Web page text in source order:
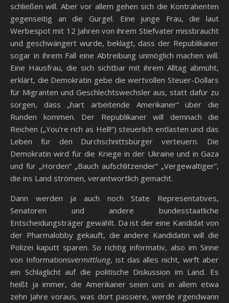
schließen will. Aber vor allem gehen sich die Kontrahenten
gegenseitig an die Gurgel. Eine junge Frau, die laut
Werbespot mit 12 Jahren von ihrem Stiefvater missbraucht
und geschwängert wurde, beklagt, dass der Republikaner
sogar in ihrem Fall eine Abtreibung unmöglich machen will.
Eine Hausfrau, die sich sichtbar mit ihrem Alltag abmüht,
erklärt, die Demokratin gebe die wertvollen Steuer-Dollars
für Migranten und Geschlechtswechsler aus, statt dafür zu
sorgen, dass „hart arbeitende Amerikaner“ über die
Runden kommen. Der Republikaner will demnach die
Reichen („You’re rich as Hell!“) steuerlich entlasten und das
Leben für den Durchschnittsbürger verteuern. Die
Demokratin wird für die Kriege in der Ukraine und in Gaza
und für „Horden“ „Bauch aufschlitzender“ „Vergewaltiger“,
die ins Land strömen, verantwortlich gemacht.
Dann werden ja auch noch State Representatives,
Senatoren und andere bundesstaatliche
Entscheidungsträger gewählt. Da ist der eine Kandidat von
der Pharmalobby gekauft, die andere Kandidatin will die
Polizei kaputt sparen. So richtig informativ, also im Sinne
von Informationsvermittlung, ist das alles nicht, wirft aber
ein Schlaglicht auf die politische Diskussion im Land. Es
heißt ja immer, die Amerikaner seien uns in allem etwa
zehn Jahre voraus, was dort passiere, werde irgendwann